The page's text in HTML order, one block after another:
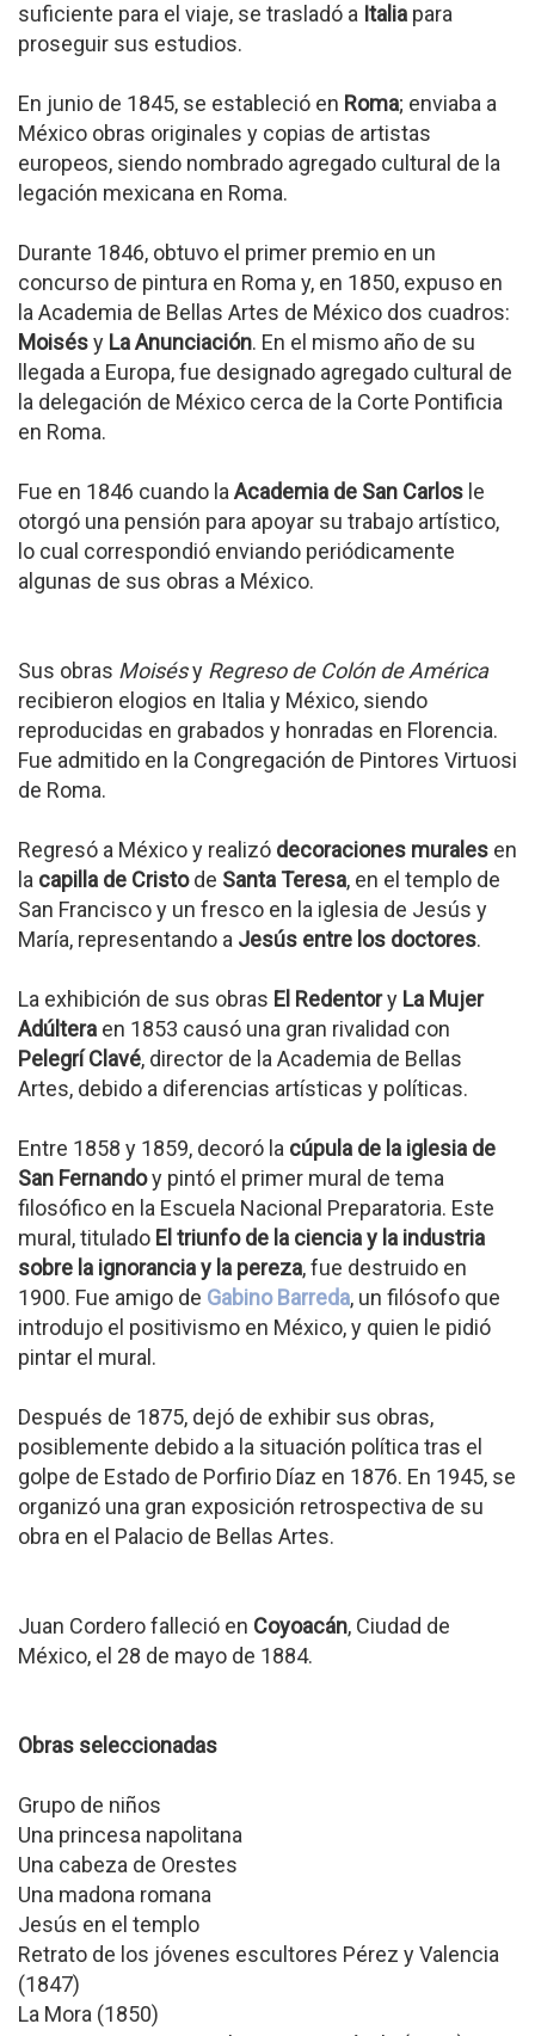
suficiente para el viaje, se trasladó a Italia para
proseguir sus estudios.
En junio de 1845, se estableció en Roma; enviaba a
México obras originales y copias de artistas
europeos, siendo nombrado agregado cultural de la
legación mexicana en Roma.
Durante 1846, obtuvo el primer premio en un
concurso de pintura en Roma y, en 1850, expuso en
la Academia de Bellas Artes de México dos cuadros:
Moisésy La Anunciación. En el mismo año de su
llegada a Europa, fue designado agregado cultural de
la delegación de México cerca de la Corte Pontificia
en Roma.
Fue en 1846 cuando la Academia de San Carlos le
otorgó una pensión para apoyar su trabajo artístico,
lo cual correspondió enviando periódicamente
algunas de sus obras a México.
Sus obras Moisésy Regreso de Colón de América
recibieron elogios en Italia y México, siendo
reproducidas en grabados y honradas en Florencia.
Fue admitido en la Congregación de Pintores Virtuosi
de Roma.
Regresó a México y realizó decoraciones murales en
la capilla de Cristode Santa Teresa, en el templo de
San Francisco y un fresco en la iglesia de Jesús y
María, representando a Jesús entre los doctores.
La exhibición de sus obras El Redentory La Mujer
Adúltera en 1853 causó una gran rivalidad con
Pelegrí Clavé, director de la Academia de Bellas
Artes, debido a diferencias artísticas y políticas.
Entre 1858 y 1859, decoró la cúpula de la iglesia de
San Fernandoy pintó el primer mural de tema
filosófico en la Escuela Nacional Preparatoria. Este
mural, titulado El triunfo de la ciencia y la industria
sobre la ignorancia y la pereza, fue destruido en
1900. Fue amigo de Gabino Barreda, un filósofo que
introdujo el positivismo en México, y quien le pidió
pintar el mural.
Después de 1875, dejó de exhibir sus obras,
posiblemente debido a la situación política tras el
golpe de Estado de Porfirio Díaz en 1876. En 1945, se
organizó una gran exposición retrospectiva de su
obra en el Palacio de Bellas Artes.
Juan Cordero falleció en Coyoacán, Ciudad de
México, el 28 de mayo de 1884.
Obras seleccionadas
Grupo de niños
Una princesa napolitana
Una cabeza de Orestes
Una madona romana
Jesús en el templo
Retrato de los jóvenes escultores Pérez y Valencia
(1847)
La Mora (1850)